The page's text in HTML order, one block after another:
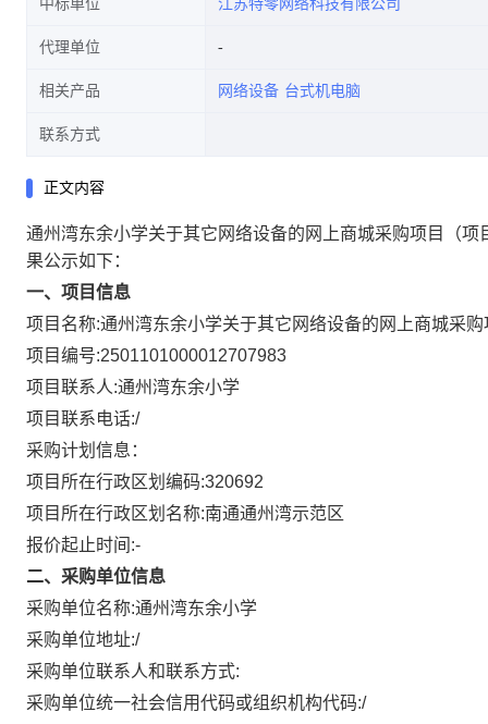
中标单位 江苏特零网络科技有限公司
代理单位
相关产品 网络设备 台式机电脑
联系方式
正文内容
通州湾东余小学关于其它网络设备的网上商城采购项目
（
果公示如下：
一、项目信息
项目名称:通州湾东余小学关于其它网络设备的网上商城采购
项目编号:2501101000012707983
项目联系人:通州湾东余小学
项目联系电话:/
采购计划信息：
项目所在行政区划编码:320692
项目所在行政区划名称:南通通州湾示范区
报价起止时间:-
二、采购单位信息
采购单位名称:通州湾东余小学
采购单位地址:/
采购单位联系人和联系方式:
采购单位统一社会信用代码或组织机构代码:/